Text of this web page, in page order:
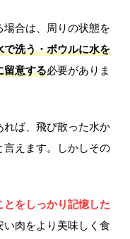
合は、周りの状態を
洗う・ボウルに水を
留意する必要がありま
ば、飛び散った水か
言えます。しかしその
をしっかり記憶した
い肉をより美味しく食